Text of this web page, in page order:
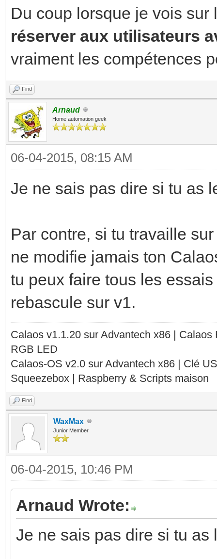
Du coup lorsque je vois sur
réserver aux utilisateurs
vraiment les compétences
Find
Arnaud
Home automation geek
06-04-2015, 08:15 AM
Je ne sais pas dire si tu as
Par contre, si tu travaille
ne modifie jamais ton
tu peux faire tous les
rebascule sur v1.
Calaos v1.1.20 sur Advantech x86 |
RGB LED
Calaos-OS v2.0 sur Advantech x86 | Clé
Squeezebox | Raspberry & Scripts maison
Find
WaxMax
Junior Member
06-04-2015, 10:46 PM
Arnaud Wrote:
Je ne sais pas dire si tu